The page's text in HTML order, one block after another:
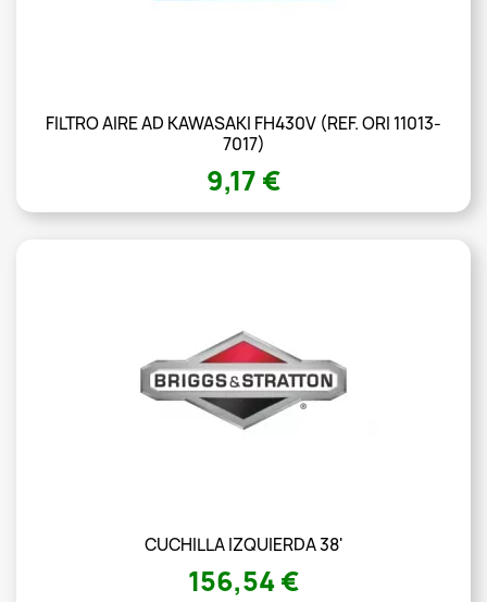
FILTRO AIRE AD KAWASAKI FH430V (REF. ORI 11013-
7017)
9,17 €
CUCHILLA IZQUIERDA 38'
156,54 €